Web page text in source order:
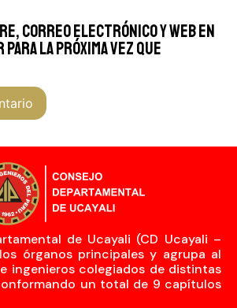
correo electrónico y web en
la próxima vez que
de Ucayali (CD Ucayali –
órganos principales y agrupa al
ingenieros colegiados de distintas
un total de 9 capítulos